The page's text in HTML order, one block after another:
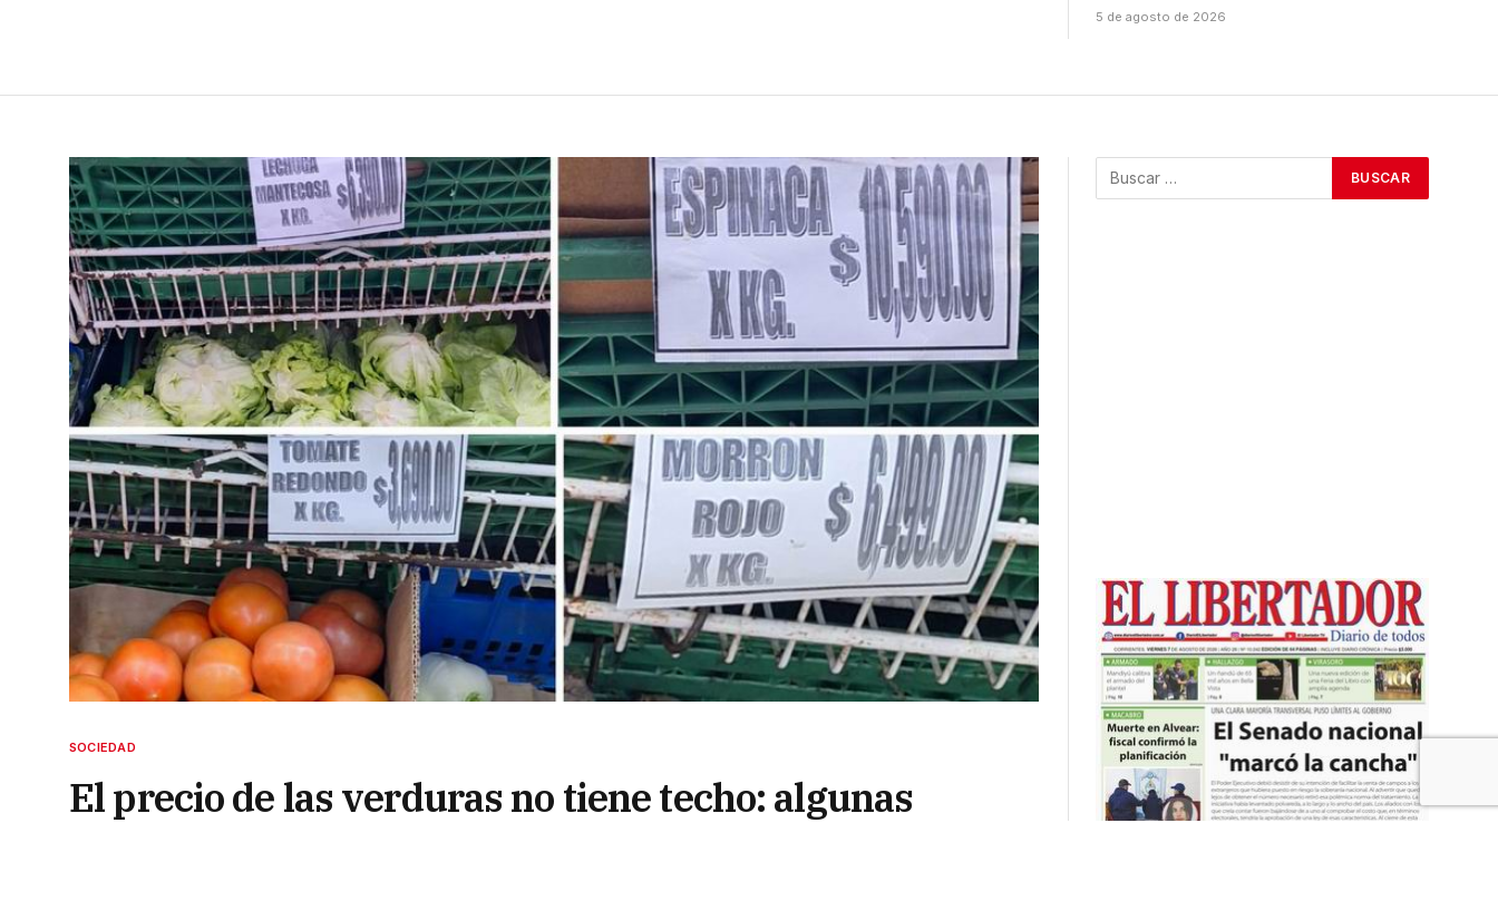
5 de agosto de 2026
SOCIEDAD
El precio de las verduras no tiene techo: algunas